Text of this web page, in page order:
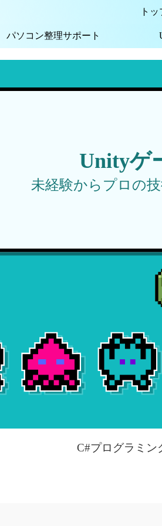
トッ
パソコン整理サポート
Unityゲ
未経験からプロの
C#プログラミン